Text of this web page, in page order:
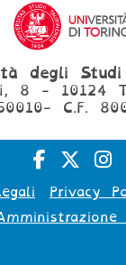
degli
8 - 10124
C.F.
Privacy